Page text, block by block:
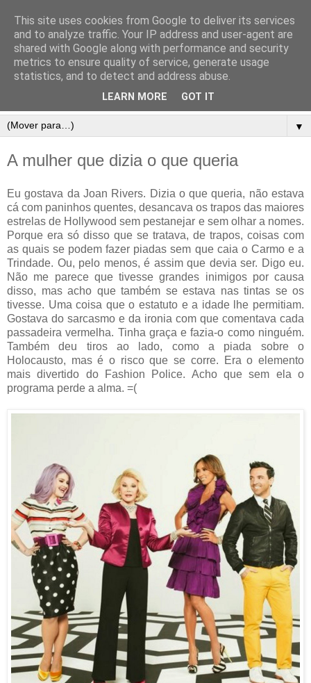
▼
A mulher que dizia o que queria
Eu gostava da Joan Rivers. Dizia o que queria, não estava
cá com paninhos quentes, desancava os trapos das maiores
estrelas de Hollywood sem pestanejar e sem olhar a nomes.
Porque era só disso que se tratava, de trapos, coisas com
as quais se podem fazer piadas sem que caia o Carmo e a
Trindade. Ou, pelo menos, é assim que devia ser. Digo eu.
Não me parece que tivesse grandes inimigos por causa
disso, mas acho que também se estava nas tintas se os
tivesse. Uma coisa que o estatuto e a idade lhe permitiam.
Gostava do sarcasmo e da ironia com que comentava cada
passadeira vermelha. Tinha graça e fazia-o como ninguém.
Também deu tiros ao lado, como a piada sobre o
Holocausto, mas é o risco que se corre. Era o elemento
mais divertido do Fashion Police. Acho que sem ela o
programa perde a alma. =(
This site uses cookies from Google to deliver its services
and to analyze traffic. Your IP address and user-agent are
shared with Google along with performance and security
metrics to ensure quality of service, generate usage
statistics, and to detect and address abuse.
LEARN MORE GOT IT